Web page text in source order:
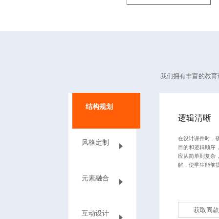
我们拥有丰富的教
结构规划
风格定制
元素融合
互动设计
逻辑清晰
在设计课件时，
目的和逻辑顺序
应从简单到复杂
解，使学生能够
获取同